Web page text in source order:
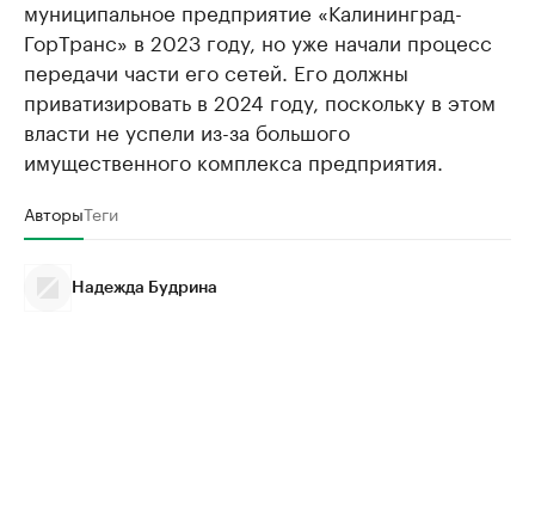
муниципальное предприятие «Калининград-
ГорТранс» в 2023 году, но уже начали процесс
передачи части его сетей. Его должны
приватизировать в 2024 году, поскольку в этом
власти не успели из-за большого
имущественного комплекса предприятия.
АвторыТеги
Надежда Будрина